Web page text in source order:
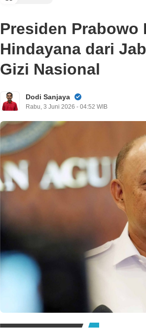
Presiden Prabowo
Hindayana dari
Gizi Nasional
Dodi Sanjaya
Rabu, 3 Juni 2026 - 04:52 WIB